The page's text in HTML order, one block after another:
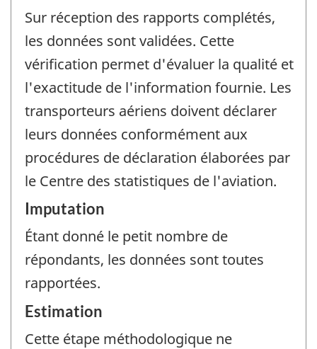
Sur réception des rapports complétés,
les données sont validées. Cette
vérification permet d'évaluer la qualité et
l'exactitude de l'information fournie. Les
transporteurs aériens doivent déclarer
leurs données conformément aux
procédures de déclaration élaborées par
le Centre des statistiques de l'aviation.
Imputation
Étant donné le petit nombre de
répondants, les données sont toutes
rapportées.
Estimation
Cette étape méthodologique ne